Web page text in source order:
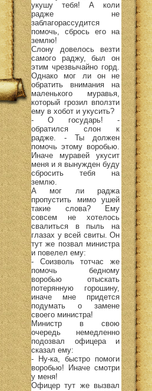
укушу тебя! А коли
радже не
заблагорассудится
помочь, сбрось его на
землю!
Слону довелось везти
самого раджу, был он
этим чрезвычайно горд.
Однако мог ли он не
обратить внимания на
маленького муравья,
который грозил вползти
ему в хобот и укусить?
- О государь! -
обратился слон к
радже. - Ты должен
помочь этому воробью.
Иначе муравей укусит
меня и я вынужден буду
сбросить тебя на
землю.
А мог ли раджа
пропустить мимо ушей
такие слова? Ему
совсем не хотелось
свалиться в пыль на
глазах у всей свиты. Он
тут же позвал министра
и повелел ему:
- Соизволь тотчас же
помочь бедному
воробью отыскать
потерянную горошину,
иначе мне придется
подумать о замене
своего министра!
Министр в свою
очередь немедленно
подозвал офицера и
сказал ему:
- Ну-ка, быстро помоги
воробью! Иначе смотри
у меня!
Офицер тут же вызвал